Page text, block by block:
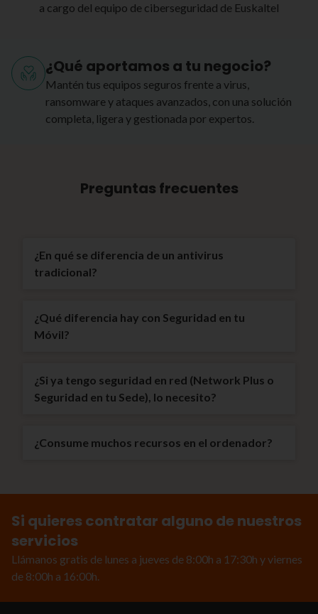
a cargo del equipo de ciberseguridad de Euskaltel
¿Qué aportamos a tu negocio?
Mantén tus equipos seguros frente a virus,
ransomware y ataques avanzados, con una solución
completa, ligera y gestionada por expertos.
Preguntas frecuentes
¿En qué se diferencia de un antivirus
tradicional?
¿Qué diferencia hay con Seguridad en tu
Móvil?
¿Si ya tengo seguridad en red (Network Plus o
Seguridad en tu Sede), lo necesito?
¿Consume muchos recursos en el ordenador?
Si quieres contratar alguno de nuestros
servicios
Llámanos gratis de lunes a jueves de 8:00h a 17:30h y viernes
de 8:00h a 16:00h.